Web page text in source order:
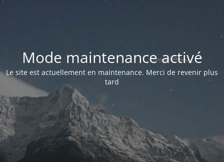
Mode maintenance activé
Le site est actuellement en maintenance. Merci de revenir plus
tard